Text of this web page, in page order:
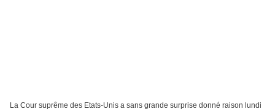
La Cour suprême des Etats-Unis a sans grande surprise donné raison lundi